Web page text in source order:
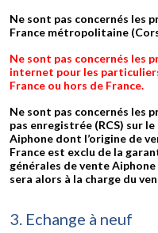
Ne sont pas concernés les
France métropolitaine
Ne sont pas concernés les
internet pour les
France ou hors de France.
Ne sont pas concernés les
pas enregistrée (RCS) sur
Aiphone dont l’origine de
France est exclu de la
générales de vente
sera alors à la charge du
3. Echange à neuf